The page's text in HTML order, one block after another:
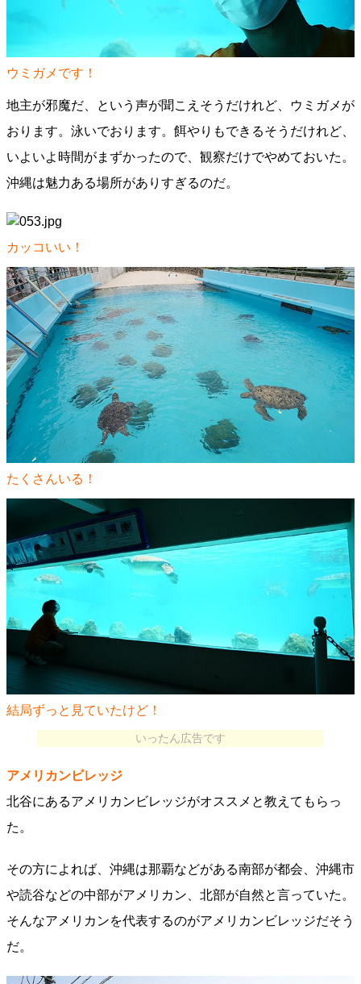
ウミガメです！
地主が邪魔だ、という声が聞こえそうだけれど、ウミガメが
おります。泳いでおります。餌やりもできるそうだけれど、
いよいよ時間がまずかったので、観察だけでやめておいた。
沖縄は魅力ある場所がありすぎるのだ。
カッコいい！
たくさんいる！
結局ずっと見ていたけど！
いったん広告です
アメリカンビレッジ
北谷にあるアメリカンビレッジがオススメと教えてもらっ
た。
その方によれば、沖縄は那覇などがある南部が都会、沖縄市
や読谷などの中部がアメリカン、北部が自然と言っていた。
そんなアメリカンを代表するのがアメリカンビレッジだそう
だ。